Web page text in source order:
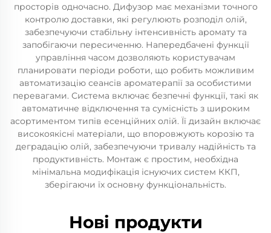
просторів одночасно. Дифузор має механізми точного
контролю доставки, які регулюють розподіл олій,
забезпечуючи стабільну інтенсивність аромату та
запобігаючи пересиченню. Напередбачені функції
управління часом дозволяють користувачам
планировати періоди роботи, що робить можливим
автоматизацію сеансів ароматерапії за особистими
перевагами. Система включає безпечні функції, такі як
автоматичне відключення та сумісність з широким
асортиментом типів есенційних олій. Її дизайн включає
високоякісні матеріали, що впоровжують корозію та
деградацію олій, забезпечуючи тривалу надійність та
продуктивність. Монтаж є простим, необхідна
мінімальна модифікація існуючих систем ККП,
зберігаючи їх основну функціональність.
Нові продукти